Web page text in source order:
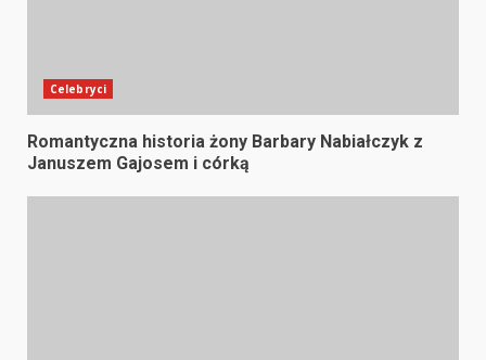
Celebryci
Romantyczna historia żony Barbary Nabiałczyk z
Januszem Gajosem i córką